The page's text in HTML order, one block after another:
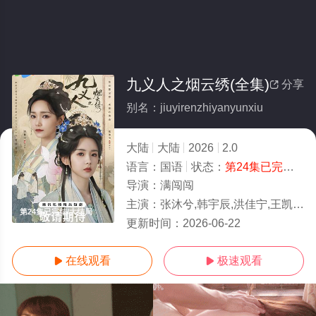
第24集已完结/大结局
 分享
九义人之烟云绣(全集)
别名：jiuyirenzhiyanyunxiu
大陆 大陆 2026
2.0
语言： 国语 状态： 第24集已完结
导演： 满闯闯
主演： 张沐兮,韩宇辰,洪佳宁,王凯熠,依灵,念真,张凯,肖目涵,陈佳琪,蓝暄,于磊,王思晗,诗懿,杨
更新时间： 2026-06-22
 在线观看  极速观看